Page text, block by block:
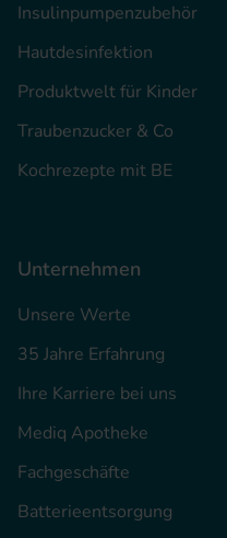
Insulinpumpenzubehör
Hautdesinfektion
Produktwelt für Kinder
Traubenzucker & Co
Kochrezepte mit BE
Unternehmen
Unsere Werte
35 Jahre Erfahrung
Ihre Karriere bei uns
Mediq Apotheke
Fachgeschäfte
Batterieentsorgung